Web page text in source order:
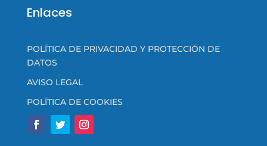
Enlaces
POLÍTICA DE PRIVACIDAD Y PROTECCIÓN DE
DATOS
AVISO LEGAL
POLÍTICA DE COOKIES